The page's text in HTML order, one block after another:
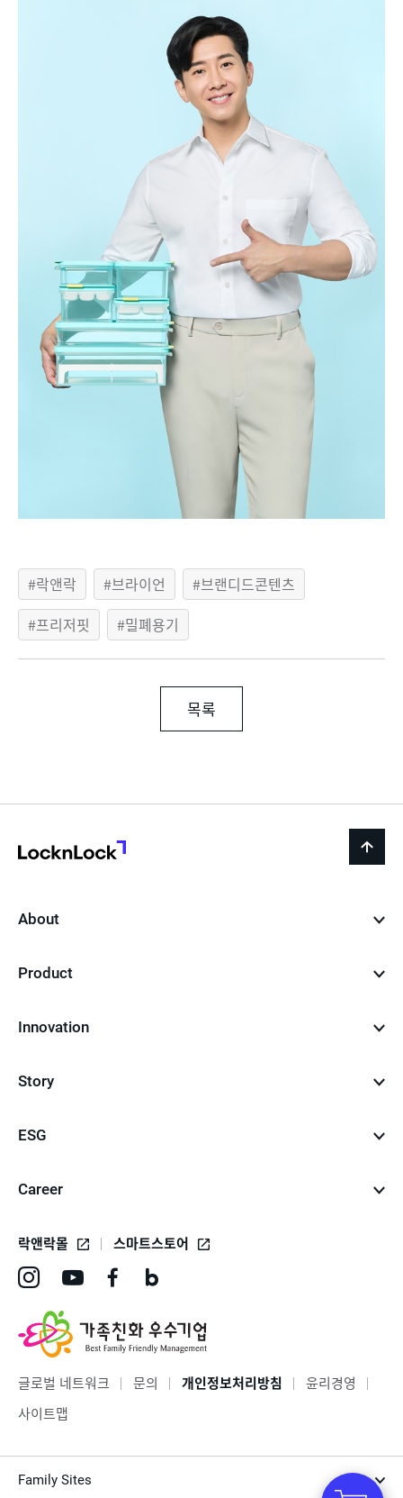
락앤락 브라이언
브랜디드콘텐츠
프리저핏
밀폐용기
목록
back
About
Product
Innovation
Story
ESG
Career
락앤락몰 스마트스토어
스
타
램
바
로
가
브
로
기
스
바
가
버
로
바
글로벌 네트워크 문의 개인정보처리방침
윤리경영
사이트맵
Family Sites